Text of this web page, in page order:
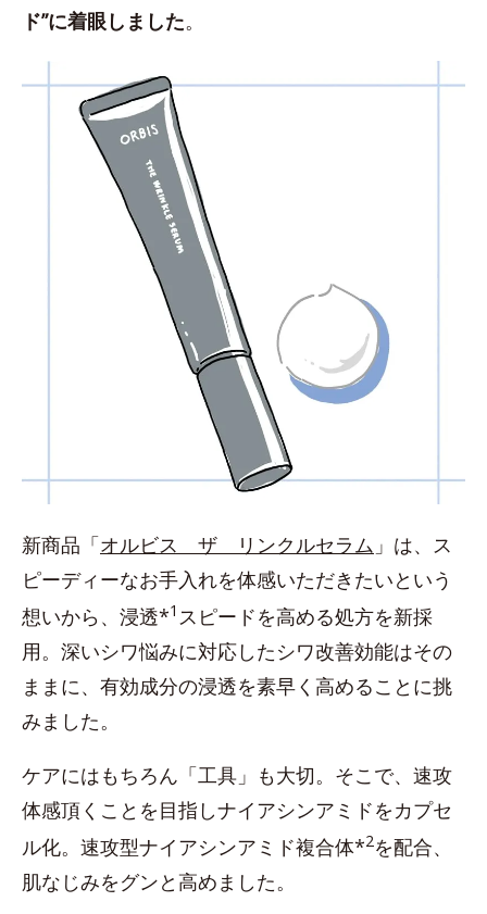
ド”に着眼しました。
新商品「オルビス ザ リンクルセラム 」は、ス
ピーディーなお手入れを体感いただきたいという
想いから、浸透*1 スピードを高める処方を新採
用。深いシワ悩みに対応したシワ改善効能はその
ままに、有効成分の浸透を素早く高めることに挑
みました。
ケアにはもちろん「工具」も大切。そこで、速攻
体感頂くことを目指しナイアシンアミドをカプセ
ル化。速攻型ナイアシンアミド複合体*2を配合、
肌なじみをグンと高めました。